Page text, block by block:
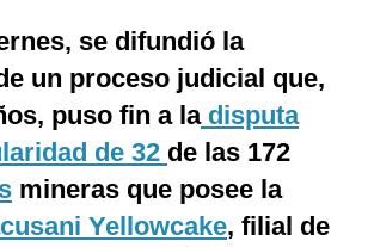
se difundió la
un proceso judicial que,
puso fin a ladisputa
de 32 de las 172
mineras que posee la
Yellowcake, filial de